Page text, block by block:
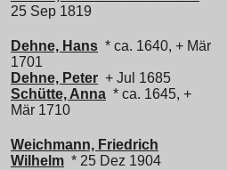
25 Sep 1819
Dehne, Hans * ca. 1640, + Mär
1701
Dehne, Peter + Jul 1685
Schütte, Anna * ca. 1645, +
Mär 1710
Weichmann, Friedrich
Wilhelm * 25 Dez 1904